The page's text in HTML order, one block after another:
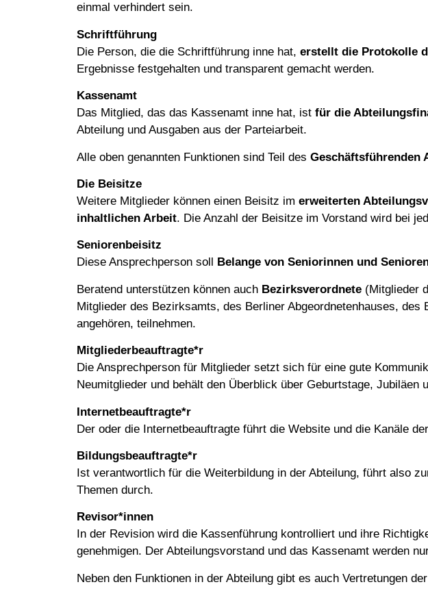
einmal verhindert sein.
Schriftführung
Die Person, die die Schriftführung inne hat, erstellt die Protokolle
Ergebnisse festgehalten und transparent gemacht werden.
Kassenamt
Das Mitglied, das das Kassenamt inne hat, ist für die
Abteilung und Ausgaben aus der Parteiarbeit.
Alle oben genannten Funktionen sind Teil des Geschäftsführenden
Die Beisitze
Weitere Mitglieder können einen Beisitz im erweiterten
inhaltlichen Arbeit. Die Anzahl der Beisitze im Vorstand wird bei
Seniorenbeisitz
Diese Ansprechperson soll
Belange von Seniorinnen und
Beratend unterstützen können auch Bezirksverordnete (Mitglieder
Mitglieder des Bezirksamts, des Berliner Abgeordnetenhauses,
angehören, teilnehmen.
Mitgliederbeauftragte*r
Die Ansprechperson für Mitglieder setzt sich für eine gute
Neumitglieder und behält den Überblick über Geburtstage, Jubiläen
Internetbeauftragte*r
Der oder die Internetbeauftragte führt die Website und die Kanäle
Bildungsbeauftragte*r
Ist verantwortlich für die Weiterbildung in der Abteilung, führt also
Themen durch.
Revisor*innen
In der Revision wird die Kassenführung kontrolliert und ihre
genehmigen. Der Abteilungsvorstand und das Kassenamt werden
Neben den Funktionen in der Abteilung gibt es auch Vertretungen